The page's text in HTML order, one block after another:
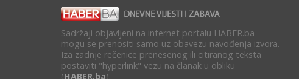
Sadržaji objavljeni na internet portalu HABER.ba
mogu se prenositi samo uz obavezu navođenja izvora.
Iza zadnje rečenice prenesenog ili citiranog teksta
postaviti "hyperlink" vezu na članak u obliku
(HABER.ba).